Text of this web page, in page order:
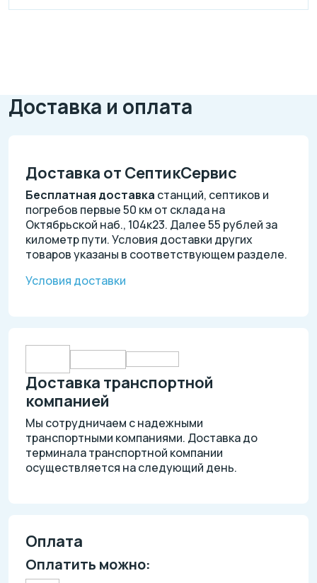
Доставка и оплата
Доставка от СептикСервис
Бесплатная доставка станций, септиков и
погребов первые 50 км от склада на
Октябрьской наб., 104к23. Далее 55 рублей за
километр пути. Условия доставки других
товаров указаны в соответствующем разделе.
Условия доставки
Доставка транспортной
компанией
Мы сотрудничаем с надежными
транспортными компаниями. Доставка до
терминала транспортной компании
осуществляется на следующий день.
Оплата
Оплатить можно: